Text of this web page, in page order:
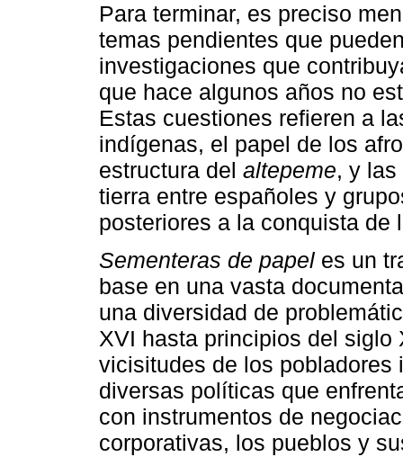
Para terminar, es preciso
temas pendientes que
investigaciones que
que hace algunos años no
Estas cuestiones refieren a
indígenas, el papel de los
estructura del altepeme, y
tierra entre españoles y
posteriores a la conquista de
Sementeras de papel es un
base en una vasta
una diversidad de
XVI hasta principios del siglo
vicisitudes de los
diversas políticas que
con instrumentos de
corporativas, los pueblos y